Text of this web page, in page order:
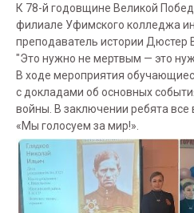
К 78-й годовщине Великой
филиале Уфимского колледжа
преподаватель истории Дюстер
"Это нужно не мертвым — это
В ходе мероприятия
с докладами об основных
войны. В заключении ребята все
«Мы голосуем за мир!».